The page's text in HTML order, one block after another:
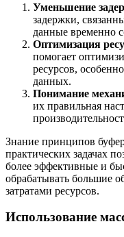
Уменьшение
задержки,
данные временно
Оптимизация
помогает
ресурсов,
данных.
Понимание
их правильная
Знание принципов
практических задачах
более эффективные и
обрабатывать большие
затратами ресурсов.
Использование